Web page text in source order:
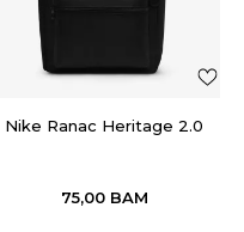
Nike Ranac Heritage 2.0
75,00 BAM